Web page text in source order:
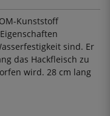
Kunststoff
sind. Er
das Hackfleisch zu
wird. 28 cm lang